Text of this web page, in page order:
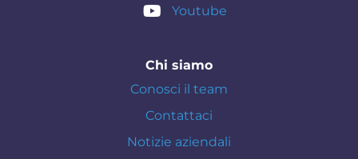
Youtube
Chi siamo
Conosci il team
Contattaci
Notizie aziendali